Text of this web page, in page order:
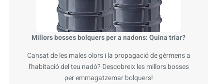
Millors bosses bolquers per a nadons: Quina triar?
Cansat de les males olors i la propagació de gèrmens a
l'habitació del teu nadó? Descobreix les millors bosses
per emmagatzemar bolquers!